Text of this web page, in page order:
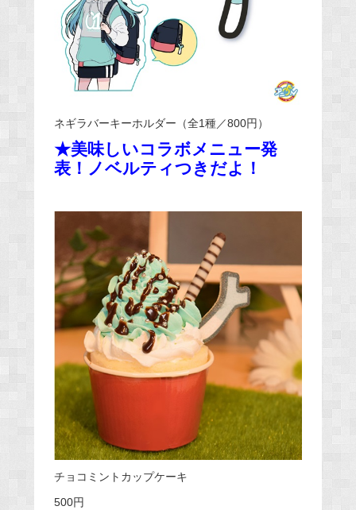
ネギラバーキーホルダー（全1種／800円）
★美味しいコラボメニュー発
表！ノベルティつきだよ！
チョコミントカップケーキ
500円